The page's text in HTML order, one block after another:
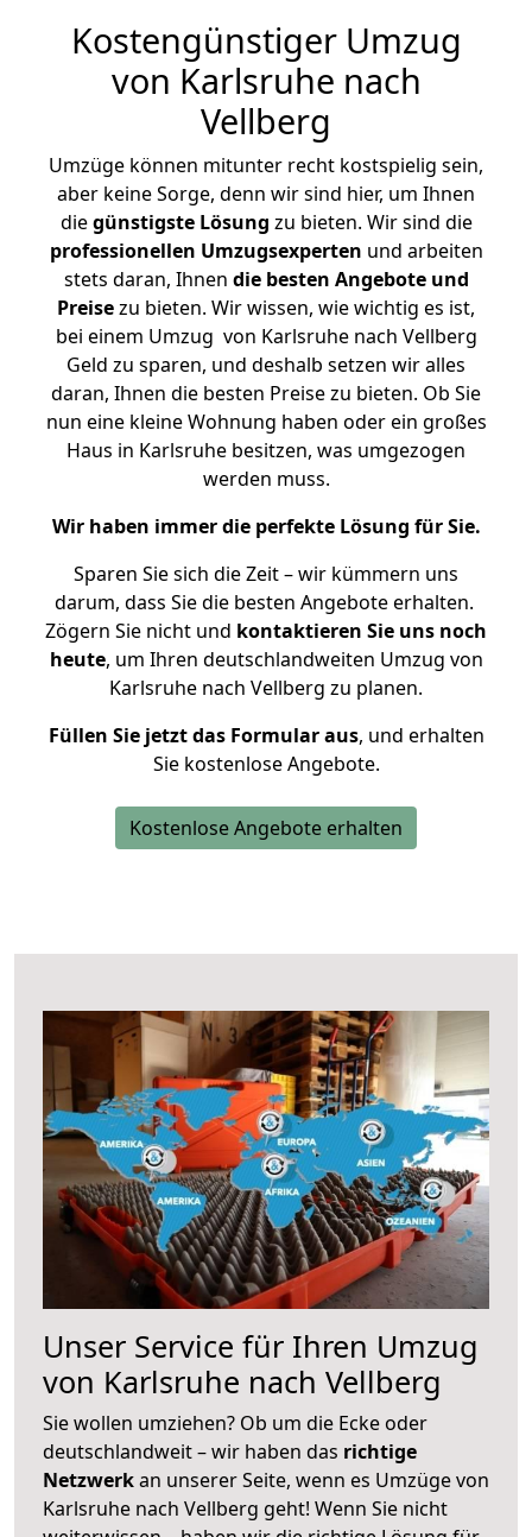
Kostengünstiger Umzug
von Karlsruhe nach
Vellberg
Umzüge können mitunter recht kostspielig sein,
aber keine Sorge, denn wir sind hier, um Ihnen
diegünstigste Lösung zu bieten. Wir sind die
professionellen Umzugsexperten und arbeiten
stets daran, Ihnen die besten Angebote und
Preisezu bieten. Wir wissen, wie wichtig es ist,
bei einem Umzug von Karlsruhe nach Vellberg
Geld zu sparen, und deshalb setzen wir alles
daran, Ihnen die besten Preise zu bieten. Ob Sie
nun eine kleine Wohnung haben oder ein großes
Haus in Karlsruhe besitzen, was umgezogen
werden muss.
Wir haben immer die perfekte Lösung für Sie.
Sparen Sie sich die Zeit – wir kümmern uns
darum, dass Sie die besten Angebote erhalten.
Zögern Sie nicht und kontaktieren Sie uns noch
heute, um Ihren deutschlandweiten Umzug von
Karlsruhe nach Vellberg zu planen.
Füllen Sie jetzt das Formular aus, und erhalten
Sie kostenlose Angebote.
Kostenlose Angebote erhalten
Unser Service für Ihren Umzug
von Karlsruhe nach Vellberg
Sie wollen umziehen? Ob um die Ecke oder
deutschlandweit – wir haben das richtige
Netzwerkan unserer Seite, wenn es Umzüge von
Karlsruhe nach Vellberg geht! Wenn Sie nicht